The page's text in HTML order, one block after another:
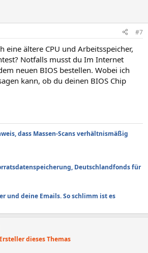
#7
eine ältere CPU und Arbeitsspeicher,
Notfalls musst du Im Internet
neuen BIOS bestellen. Wobei ich
kann, ob du deinen BIOS Chip
dass Massen-Scans verhältnismäßig
Deutschlandfonds für
und deine Emails. So schlimm ist es
Ersteller dieses Themas